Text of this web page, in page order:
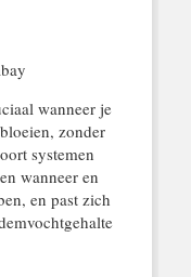
wanneer je
zonder
systemen
wanneer en
en past zich